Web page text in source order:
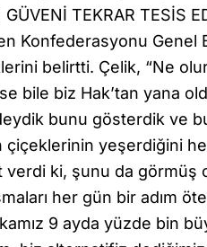
TEKRAR TESİS
Konfederasyonu Genel
belirtti. Çelik, “Ne
bile biz Hak’tan yana
bunu gösterdik ve
çiçeklerinin yeşerdiğini
ki, şunu da görmüş
her gün bir adım
9 ayda yüzde bin